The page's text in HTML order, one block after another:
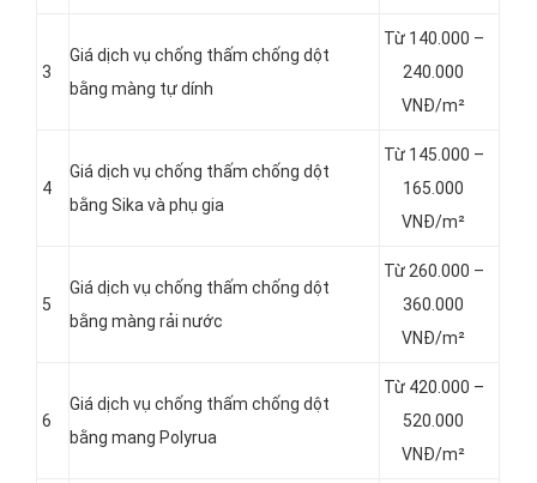
3
Giá dịch vụ chống thấm chống dột
bằng màng tự dính
Từ 140.000 –
240.000
VNĐ/m²
4
Giá dịch vụ chống thấm chống dột
bằng Sika và phụ gia
Từ 145.000 –
165.000
VNĐ/m²
5
Giá dịch vụ chống thấm chống dột
bằng màng rải nước
Từ 260.000 –
360.000
VNĐ/m²
6
Giá dịch vụ chống thấm chống dột
bằng mang Polyrua
Từ 420.000 –
520.000
VNĐ/m²